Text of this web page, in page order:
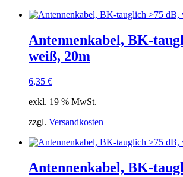
Antennenkabel, BK-
weiß, 20m
6,35 €
exkl. 19 % MwSt.
zzgl. Versandkosten
Antennenkabel, BK-